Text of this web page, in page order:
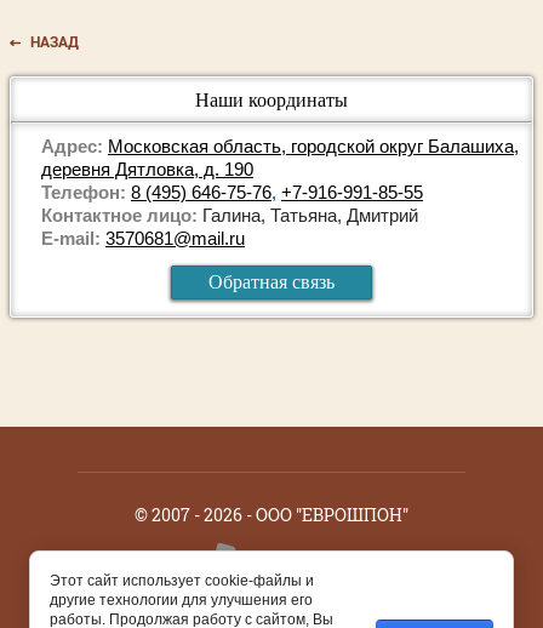
НАЗАД
Наши координаты
Адрес: Московская область, городской округ Балашиха,
деревня Дятловка, д. 190
Телефон: 8 (495) 646-75-76, +7-916-991-85-55
Контактное лицо: Галина, Татьяна, Дмитрий
E-mail: 3570681@mail.ru
Обратная связь
© 2007 - 2026 - ООО "ЕВРОШПОН"
Этот сайт использует cookie-файлы и
другие технологии для улучшения его
работы. Продолжая работу с сайтом, Вы